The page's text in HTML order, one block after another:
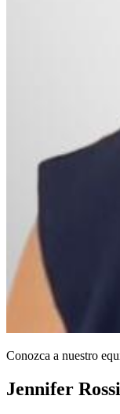
Conozca a nuestro
Jennifer